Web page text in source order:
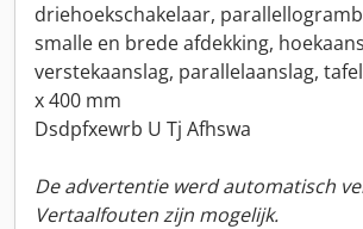
driehoekschakelaar,
smalle en brede afdekking,
verstekaanslag, parallelaanslag,
x 400 mm
Dsdpfxewrb U Tj Afhswa
De advertentie werd automatisch
Vertaalfouten zijn mogelijk.